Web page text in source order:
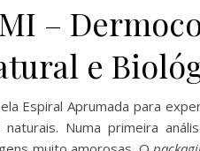
–
e
Espiral Aprumada para
Numa primeira